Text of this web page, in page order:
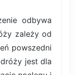
odbywa
zależy od
powszedni
jest dla